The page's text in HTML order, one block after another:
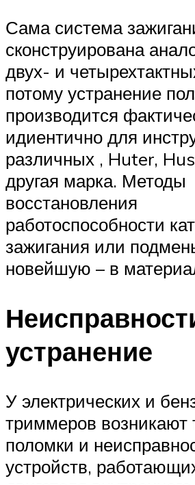
Сама система
сконструирована
двух- и
потому устранение
производится
идиентично для
различных , Huter,
другая марка. Методы
восстановления
работоспособности
зажигания или
новейшую – в
устранение
У электрических и
триммеров возникают
поломки и
устройств,